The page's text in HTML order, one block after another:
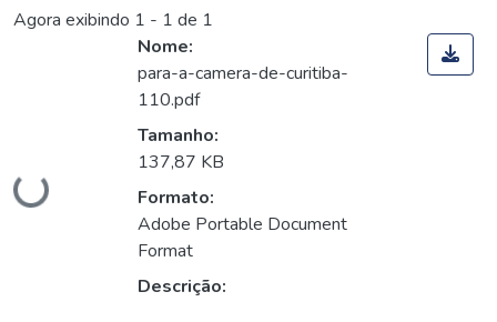
Agora exibindo 1 - 1 de 1
Carregando...
Nome:
para-a-camera-de-curitiba-
110.pdf
Tamanho:
137,87 KB
Formato:
Adobe Portable Document
Format
Descrição: